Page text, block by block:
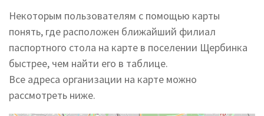
Некоторым пользователям с помощью карты
понять, где расположен ближайший филиал
паспортного стола на карте в поселении Щербинка
быстрее, чем найти его в таблице.
Все адреса организации на карте можно
рассмотреть ниже.